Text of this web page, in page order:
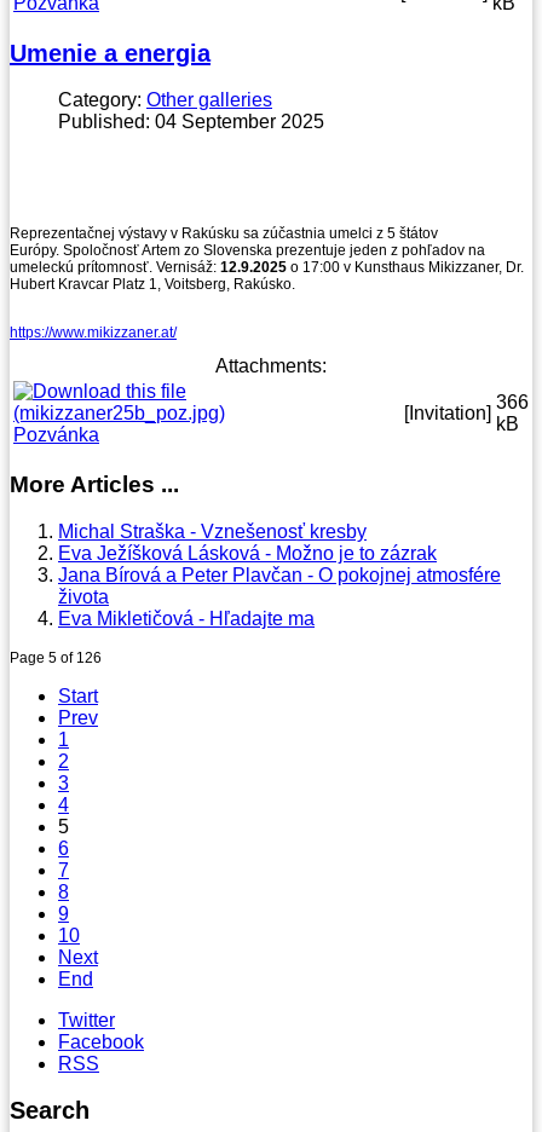
Umenie a energia
Category: Other galleries
Published: 04 September 2025
Reprezentačnej výstavy v Rakúsku sa zúčastnia umelci z 5 štátov
Európy. Spoločnosť Artem zo Slovenska prezentuje jeden z pohľadov na
umeleckú prítomnosť. Vernisáž: 12.9.2025 o 17:00 v Kunsthaus Mikizzaner, Dr.
Hubert Kravcar Platz 1, Voitsberg, Rakúsko.
https://www.mikizzaner.at/
Attachments:
Pozvánka
[Invitation]
366
kB
More Articles ...
Michal Straška - Vznešenosť kresby
Eva Ježíšková Lásková - Možno je to zázrak
Jana Bírová a Peter Plavčan - O pokojnej atmosfére
života
Eva Mikletičová - Hľadajte ma
Page 5 of 126
Start
Prev
1
2
3
4
5
6
7
8
9
10
Next
End
Twitter
Facebook
RSS
Search